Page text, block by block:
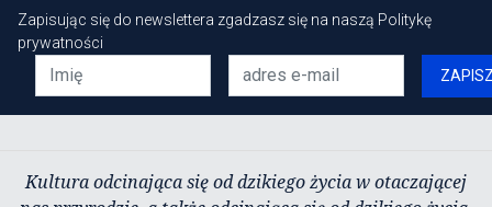
Zapisując się do newslettera zgadzasz się na naszą Politykę
prywatności
Kultura odcinająca się od dzikiego życia w otaczającej